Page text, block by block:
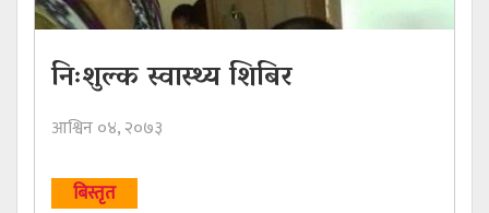
निःशुल्क स्वास्थ्य शिबिर
आश्विन ०४, २०७३
बिस्तृत